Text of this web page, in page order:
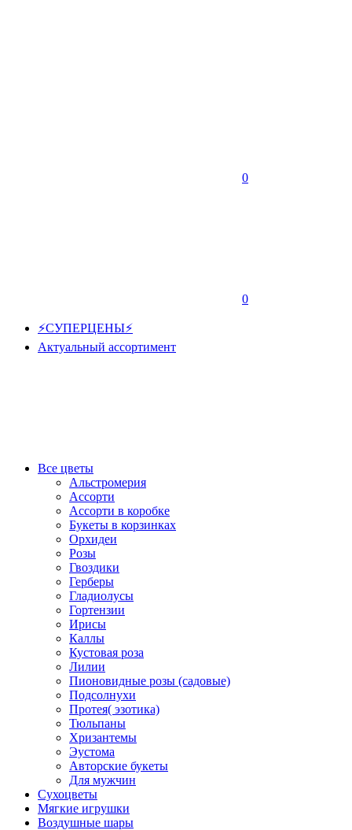
0
0
⚡СУПЕРЦЕНЫ⚡
Актуальный ассортимент
Все цветы
Альстромерия
Ассорти
Ассорти в коробке
Букеты в корзинках
Орхидеи
Розы
Гвоздики
Герберы
Гладиолусы
Гортензии
Ирисы
Каллы
Кустовая роза
Лилии
Пионовидные розы (садовые)
Подсолнухи
Протея( эзотика)
Тюльпаны
Хризантемы
Эустома
Авторские букеты
Для мужчин
Сухоцветы
Мягкие игрушки
Воздушные шары